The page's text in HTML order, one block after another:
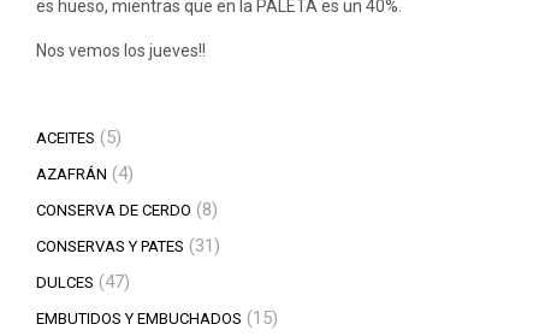
es hueso, mientras que en la PALETA es un 40%.
Nos vemos los jueves!!
ACEITES 55
productos
AZAFRÁN 44
productos
CONSERVA DE CERDO 88
productos
CONSERVAS Y PATES 3131
DULCES 4747
EMBUTIDOS Y EMBUCHADOS 1515